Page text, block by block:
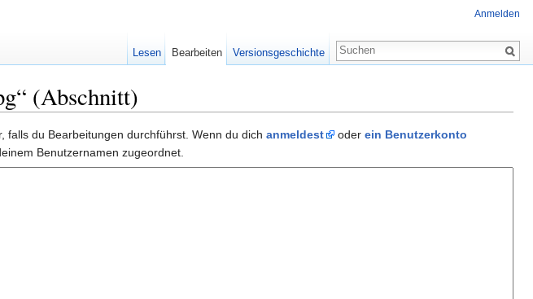
(Abschnitt)
falls du Bearbeitungen durchführst. Wenn du dich anmeldest oder ein Benutzerkonto
Benutzernamen zugeordnet.
Anmelden
Lesen Bearbeiten Versionsgeschichte